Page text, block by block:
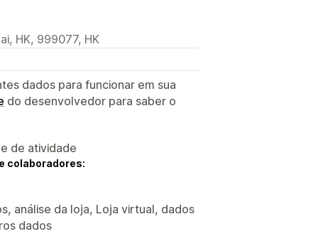
HK, 999077, HK
dados para funcionar em sua
do desenvolvedor para saber o
de atividade
colaboradores:
análise da loja, Loja virtual, dados
dados